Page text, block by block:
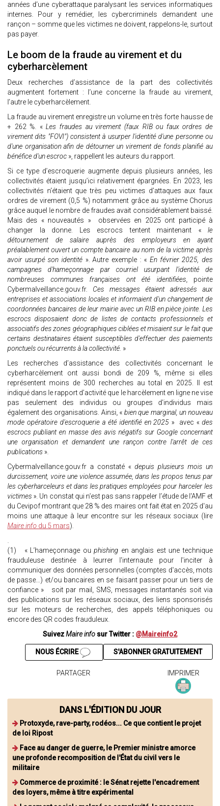
années d’une cyberattaque paralysant les services informatiques
internes. Pour y remédier, les cybercriminels demandent une
rançon – somme que les victimes ne doivent, rappelons-le, surtout
pas payer.
Le boom de la fraude au virement et du
cyberharcèlement
Deux recherches d’assistance de la part des collectivités
augmentent fortement : l’une concerne la fraude au virement,
l’autre le cyberharcèlement.
La fraude au virement enregistre un volume en très forte hausse de
+ 262 %. «Les fraudes au virement (faux RIB ou faux ordres de
virement dits "FOVI") consistent à usurper l'identité d'une personne ou
d'une organisation afin de détourner un virement de fonds planifié au
bénéfice d'un escroc », rappellent les auteurs du rapport.
Si ce type d’escroquerie augmente depuis plusieurs années, les
collectivités étaient jusqu’ici relativement épargnées. En 2023, les
collectivités n’étaient que très peu victimes d’attaques aux faux
ordres de virement (0,5 %) notamment grâce au système Chorus
grâce auquel le nombre de fraudes avait considérablement baissé.
Mais des « nouveautés » observées en 2025 ont participé à
changer la donne. Les escrocs tentent maintenant «le
détournement de salaire auprès des employeurs en ayant
préalablement ouvert un compte bancaire au nom de la victime après
avoir usurpé son identité ». Autre exemple : « En février 2025, des
campagnes d'hameçonnage par courriel usurpant l'identité de
nombreuses communes françaises ont été identifiées, pointe
Cybermalveillance.gouv.fr. Ces messages étaient adressés aux
entreprises et associations locales et informaient d'un changement de
coordonnées bancaires de leur mairie avec un RIB en pièce jointe. Les
escrocs disposaient donc de listes de contacts professionnels et
associatifs des zones géographiques ciblées et misaient sur le fait que
certains destinataires étaient susceptibles d'effectuer des paiements
ponctuels ou récurrents à la collectivité. »
Les recherches d’assistance des collectivités concernant le
cyberharcèlement ont aussi bondi de 209 %, même si elles
représentent moins de 300 recherches au total en 2025. Il est
indiqué dans le rapport d’activité que le harcèlement en ligne ne vise
pas seulement des individus ou groupes d'individus mais
également des organisations. Ainsi, « bien que marginal, un nouveau
mode opératoire d'escroquerie a été identifié en 2025 » avec « des
escrocs publiant en masse des avis négatifs sur Google concernant
une organisation et demandent une rançon contre l'arrêt de ces
publications ».
Cybermalveillance.gouv.fr a constaté « depuis plusieurs mois un
durcissement, voire une violence assumée, dans les propos tenus par
les cyberharceleurs et dans les pratiques employées pour harceler les
victimes ». Un constat qui n‘est pas sans rappeler l’étude de l'AMF et
du Cevipof montrant que 28 % des maires ont fait état en 2025 d'au
moins une attaque à leur encontre sur les réseaux sociaux (lire
Maire info du 5 mars).
.
(1) « L’hameçonnage ouphishing en anglais est une technique
frauduleuse destinée à leurrer l'internaute pour l'inciter à
communiquer des données personnelles (comptes d'accès, mots
de passe…) et/ou bancaires en se faisant passer pour un tiers de
confiance » soit par mail, SMS, messages instantanés soit via
des publications sur les réseaux sociaux, des liens sponsorisés
sur les moteurs de recherches, des appels téléphoniques ou
encore des QR codes frauduleux.
SuivezMaire info sur Twitter : @Maireinfo2
S'ABONNER GRATUITEMENT
NOUS ÉCRIRE
PARTAGER IMPRIMER
DANS L'ÉDITION DU JOUR
Protoxyde, rave-party, rodéos... Ce que contient le projet
de loi Ripost
Face au danger de guerre, le Premier ministre amorce
une profonde recomposition de l'État du civil vers le
militaire
Commerce de proximité : le Sénat rejette l'encadrement
des loyers, même à titre expérimental